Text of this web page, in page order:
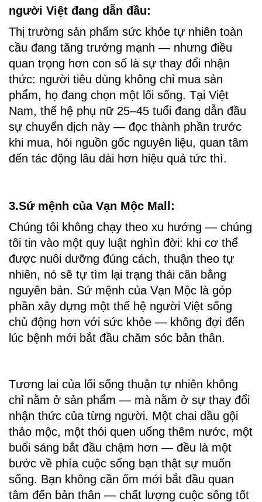
người Việt đang dẫn đầu:
Thị trường sản phẩm sức khỏe tự nhiên toàn
cầu đang tăng trưởng mạnh — nhưng điều
quan trọng hơn con số là sự thay đổi nhận
thức: người tiêu dùng không chỉ mua sản
phẩm, họ đang chọn một lối sống. Tại Việt
Nam, thế hệ phụ nữ 25–45 tuổi đang dẫn đầu
sự chuyển dịch này — đọc thành phần trước
khi mua, hỏi nguồn gốc nguyên liệu, quan tâm
đến tác động lâu dài hơn hiệu quả tức thì.
3.Sứ mệnh của Vạn Mộc Mall:
Chúng tôi không chạy theo xu hướng — chúng
tôi tin vào một quy luật nghìn đời: khi cơ thể
được nuôi dưỡng đúng cách, thuận theo tự
nhiên, nó sẽ tự tìm lại trạng thái cân bằng
nguyên bản. Sứ mệnh của Vạn Mộc là góp
phần xây dựng một thế hệ người Việt sống
chủ động hơn với sức khỏe — không đợi đến
lúc bệnh mới bắt đầu chăm sóc bản thân.
Tương lai của lối sống thuận tự nhiên không
chỉ nằm ở sản phẩm — mà nằm ở sự thay đổi
nhận thức của từng người. Một chai dầu gội
thảo mộc, một thói quen uống thêm nước, một
buổi sáng bắt đầu chậm hơn — đều là một
bước về phía cuộc sống bạn thật sự muốn
sống. Bạn không cần ốm mới bắt đầu quan
tâm đến bản thân — chất lượng cuộc sống tốt